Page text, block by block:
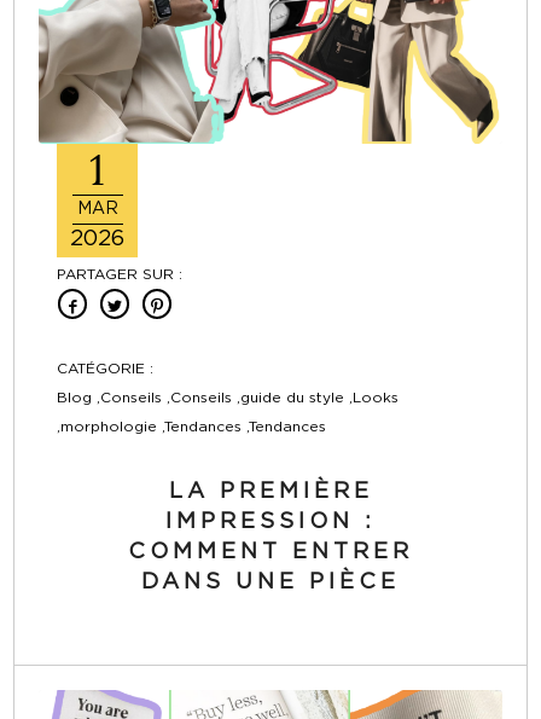
1
MAR
2026
PARTAGER SUR :
CATÉGORIE :
Blog ,Conseils ,Conseils ,guide du style ,Looks
,morphologie ,Tendances ,Tendances
LA PREMIÈRE
IMPRESSION :
COMMENT ENTRER
DANS UNE PIÈCE